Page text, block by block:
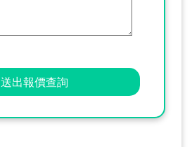
送出報價查詢